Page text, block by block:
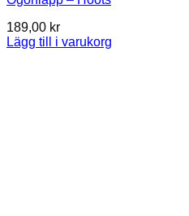
189,00 kr
Lägg till i varukorg